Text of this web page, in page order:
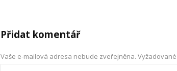
Přidat komentář
Vaše e-mailová adresa nebude zveřejněna.